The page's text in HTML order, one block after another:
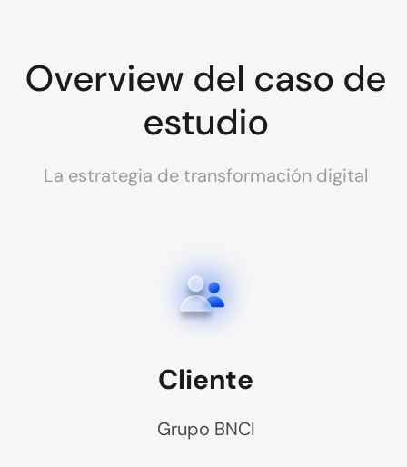
Overview del caso de
estudio
La estrategia de transformación digital
Cliente
Grupo BNCI